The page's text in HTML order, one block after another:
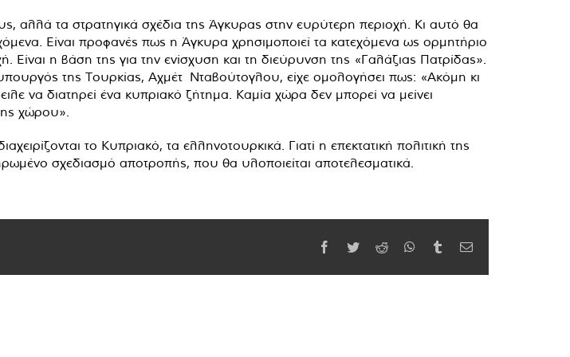
αλλά τα στρατηγικά σχέδια της Άγκυρας στην ευρύτερη περιοχή. Κι αυτό θα
Είναι προφανές πως η Άγκυρα χρησιμοποιεί τα κατεχόμενα ως ορμητήριο
Είναι η βάση της για την ενίσχυση και τη διεύρυνση της «Γαλάζιας Πατρίδας».
της Τουρκίας, Αχμέτ Νταβούτογλου, είχε ομολογήσει πως: «Ακόμη κι
να διατηρεί ένα κυπριακό ζήτημα. Καμία χώρα δεν μπορεί να μείνει
χώρου».
το Κυπριακό, τα ελληνοτουρκικά. Γιατί η επεκτατική πολιτική της
σχεδιασμό αποτροπής, που θα υλοποιείται αποτελεσματικά.
Facebook
TwitterReddit WhatsApp
TumblrEmail